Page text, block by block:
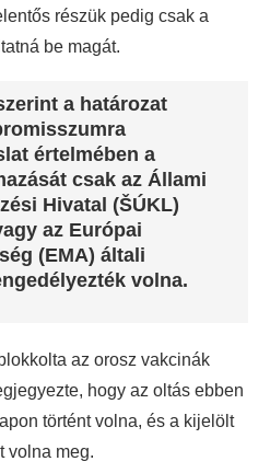
részük pedig csak a
be magát.
a határozat
értelmében a
csak az Állami
Hivatal (ŠÚKL)
az Európai
(EMA) általi
volna.
az orosz vakcinák
hogy az oltás ebben
történt volna, és a kijelölt
volna meg.